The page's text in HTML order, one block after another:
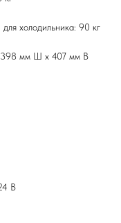
холодильника: 90 кг
398 мм Ш x 407 мм В
В